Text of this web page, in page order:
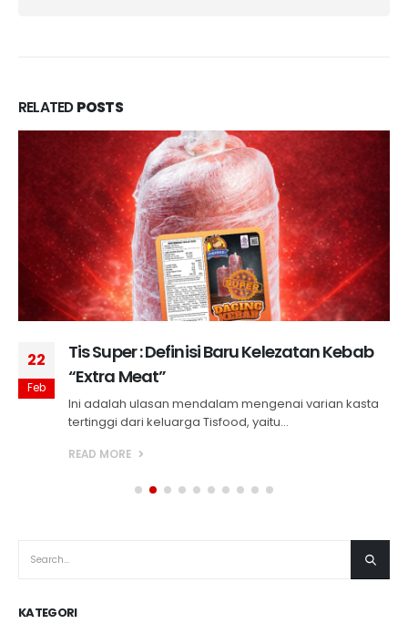
RELATEDPOSTS
22
Feb
Tis Super : Definisi Baru Kelezatan Kebab
“Extra Meat”
Ini adalah ulasan mendalam mengenai varian kasta
tertinggi dari keluarga Tisfood, yaitu...
READ MORE
KATEGORI